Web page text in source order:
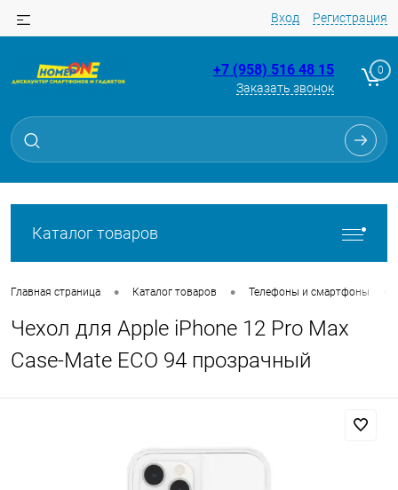
Вход Регистрация
+7 (958) 516 48 15
Заказать звонок
0
Каталог товаров
Главная страница • Каталог товаров • Телефоны и смартфоны
Чехол для Apple iPhone 12 Pro Max
Case-Mate ECO 94 прозрачный
Для клиентов всех банков
Разбейте
без переплат
Сегодня